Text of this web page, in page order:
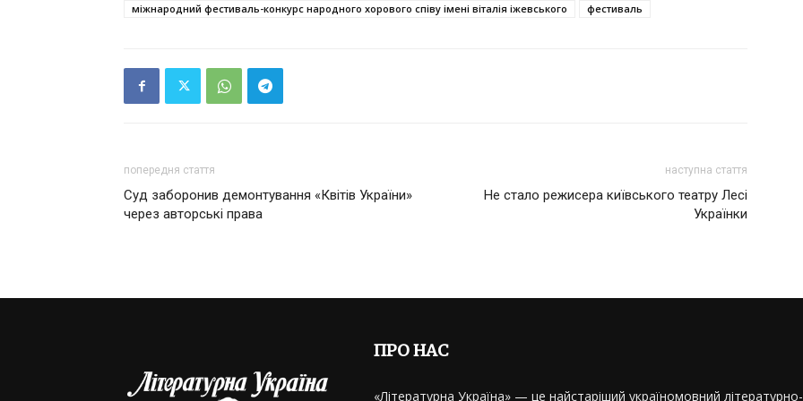
міжнародний фестиваль-конкурс народного хорового співу імені віталія іжевського
фестиваль
попередня стаття
Суд заборонив демонтування «Квітів України»
через авторські права
наступна стаття
Не стало режисера київського театру Лесі
Українки
ПРО НАС
«Літературна Україна» — це найстаріший україномовний